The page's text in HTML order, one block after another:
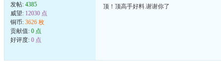
发帖: 4385
威望: 12030 点
铜币: 3626 枚
贡献值: 0 点
好评度: 0 点
顶！顶高手好料.谢谢你了